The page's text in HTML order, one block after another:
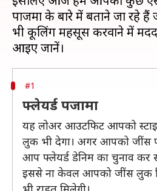
पाजमा के बारे में बताने जा रहे
भी कूलिंग महसूस करवाने में
#1
फ्लेयर्ड पजामा
यह लोअर आउटफिट आपको
लुक भी देगा। अगर आपको जींस
आप फ्लेयर्ड डेनिम का चुनाव कर
इससे ना केवल आपको जींस लुक